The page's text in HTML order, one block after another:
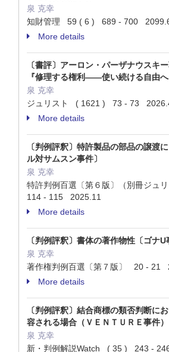
泉 克幸
知財管理 59 ( 6 ) 689 - 700
More details
〔書評〕アーロン・パーザナウスキ
『修理する権利――使い続ける自由へ
泉 克幸
ジュリスト ( 1621 ) 73 - 73
More details
〔判例評釈〕特許製品の部品の譲渡
ル対サムスン事件〕
泉 克幸
特許判例百選〔第６版〕（別冊ジュ
114 - 115 2025.11
More details
〔判例評釈〕書体の著作物性〔ゴナU
泉 克幸
著作権判例百選〔第７版〕 20 - 21
More details
〔判例評釈〕結合商標の類否判断に
容される場合（ＶＥＮＴＵＲＥ事件）
泉 克幸
新・判例解説Watch ( 35 ) 243 -